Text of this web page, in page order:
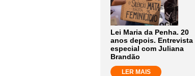
Lei Maria da Penha. 20
anos depois. Entrevista
especial com Juliana
Brandão
LER MAIS